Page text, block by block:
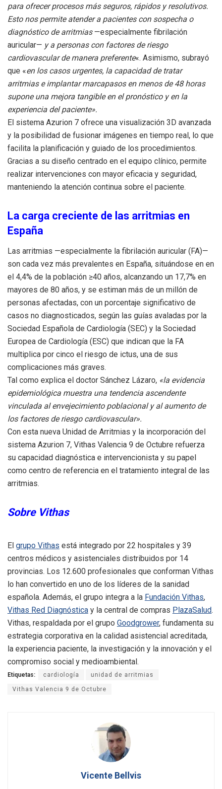
para ofrecer procesos más seguros, rápidos y resolutivos.
Esto nos permite atender a pacientes con sospecha o
diagnóstico de arritmias—especialmente fibrilación
auricular— y a personas con factores de riesgo
cardiovascular de manera preferente«. Asimismo, subrayó
que «en los casos urgentes, la capacidad de tratar
arritmias e implantar marcapasos en menos de 48 horas
supone una mejora tangible en el pronóstico y en la
experiencia del paciente».
El sistema Azurion 7 ofrece una visualización 3D avanzada
y la posibilidad de fusionar imágenes en tiempo real, lo que
facilita la planificación y guiado de los procedimientos.
Gracias a su diseño centrado en el equipo clínico, permite
realizar intervenciones con mayor eficacia y seguridad,
manteniendo la atención continua sobre el paciente.
La carga creciente de las arritmias en
España
Las arritmias —especialmente la fibrilación auricular (FA)—
son cada vez más prevalentes en España, situándose en en
el 4,4% de la población ≥40 años, alcanzando un 17,7% en
mayores de 80 años, y se estiman más de un millón de
personas afectadas, con un porcentaje significativo de
casos no diagnosticados, según las guías avaladas por la
Sociedad Española de Cardiología (SEC) y la Sociedad
Europea de Cardiología (ESC) que indican que la FA
multiplica por cinco el riesgo de ictus, una de sus
complicaciones más graves.
Tal como explica el doctor Sánchez Lázaro, «la evidencia
epidemiológica muestra una tendencia ascendente
vinculada al envejecimiento poblacional y al aumento de
los factores de riesgo cardiovascular».
Con esta nueva Unidad de Arritmias y la incorporación del
sistema Azurion 7, Vithas Valencia 9 de Octubre refuerza
su capacidad diagnóstica e intervencionista y su papel
como centro de referencia en el tratamiento integral de las
arritmias.
Sobre Vithas
El grupo Vithas está integrado por 22 hospitales y 39
centros médicos y asistenciales distribuidos por 14
provincias. Los 12.600 profesionales que conforman Vithas
lo han convertido en uno de los líderes de la sanidad
española. Además, el grupo integra a la Fundación Vithas,
Vithas Red Diagnóstica y la central de compras PlazaSalud.
Vithas, respaldada por el grupo Goodgrower, fundamenta su
estrategia corporativa en la calidad asistencial acreditada,
la experiencia paciente, la investigación y la innovación y el
compromiso social y medioambiental.
Etiquetas: cardiología unidad de arritmias
Vithas Valencia 9 de Octubre
Vicente Bellvis